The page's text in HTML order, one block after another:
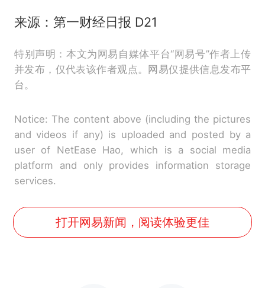
来源：第一财经日报 D21
特别声明：本文为网易自媒体平台“网易号”作者上传
并发布，仅代表该作者观点。网易仅提供信息发布平
台。
Notice: The content above (including the pictures
and videos if any) is uploaded and posted by a
user of NetEase Hao, which is a social media
platform and only provides information storage
services.
打开网易新闻，阅读体验更佳